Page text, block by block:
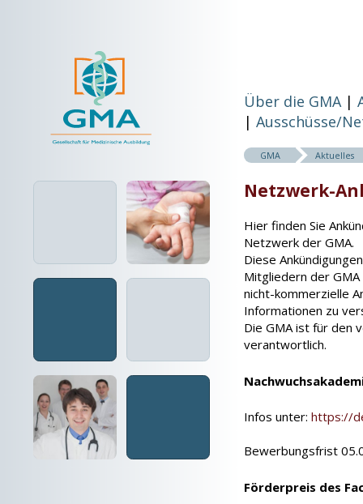
Über die GMA
Ausschüsse/
GMA Aktuelles
Netzwerk-
Hier finden Sie
Netzwerk der GMA.
Diese
Mitgliedern der
nicht-kommerzielle
Informationen zu
Die GMA ist für den
verantwortlich.
Infos unter:https://
Bewerbungsfrist
Förderpreis des